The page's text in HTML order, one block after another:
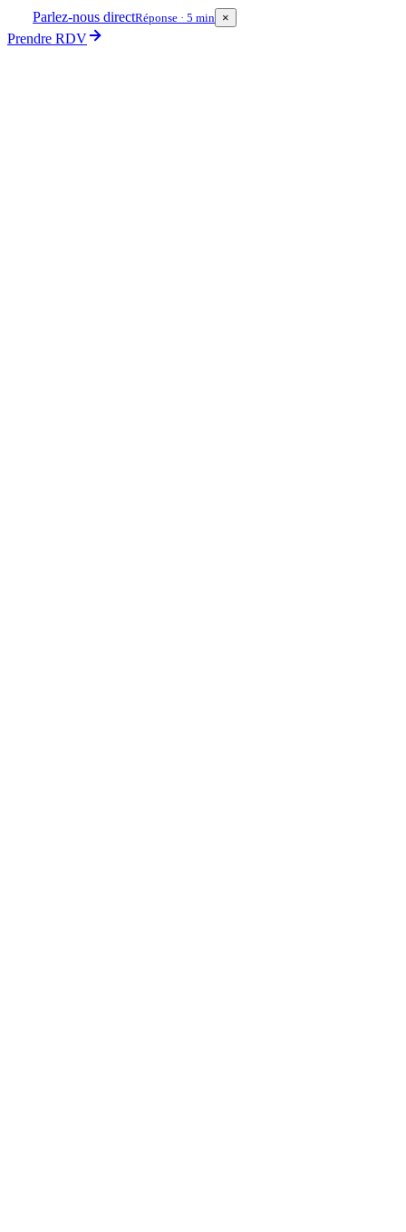
Parlez-nous directRéponse · 5 min ×
Prendre RDV